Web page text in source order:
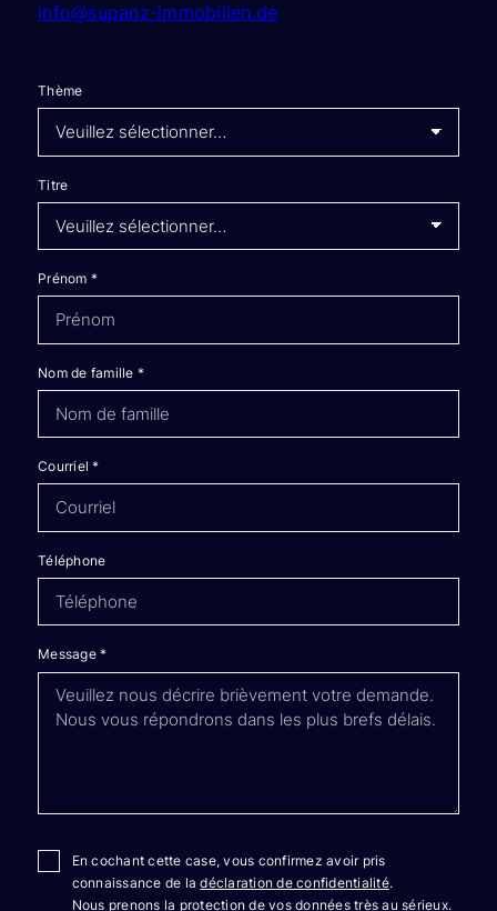
info@supanz-immobilien.de
Thème
Titre
Prénom *
Nom de famille *
Courriel*
Téléphone
Message*
En cochant cette case, vous confirmez avoir pris
connaissance de ladéclaration de confidentialité.
Nous prenons la protection de vos données très au sérieux.